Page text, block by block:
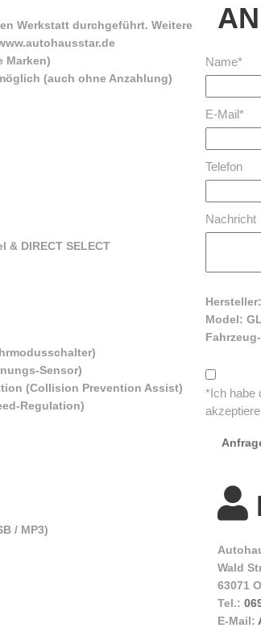
Werkstatt durchgeführt. Weitere
Marken)
(auch ohne Anzahlung)
& DIRECT SELECT
Sensor)
(Collision Prevention Assist)
Regulation)
/ MP3)
Name*
E-Mail*
Telefon
Nachricht
Model:
*Ich habe
Wald
63071
Tel.:
E-Mail: